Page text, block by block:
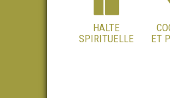
HALTE
SPIRITUELLE
ET